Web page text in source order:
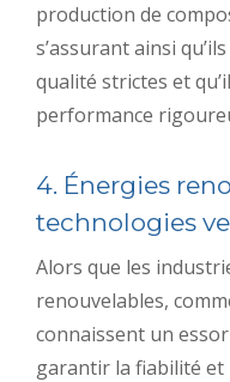
production de
s’assurant ainsi
qualité strictes et
performance
4. Énergies
technologies
Alors que les
renouvelables,
connaissent un
garantir la fiabilité